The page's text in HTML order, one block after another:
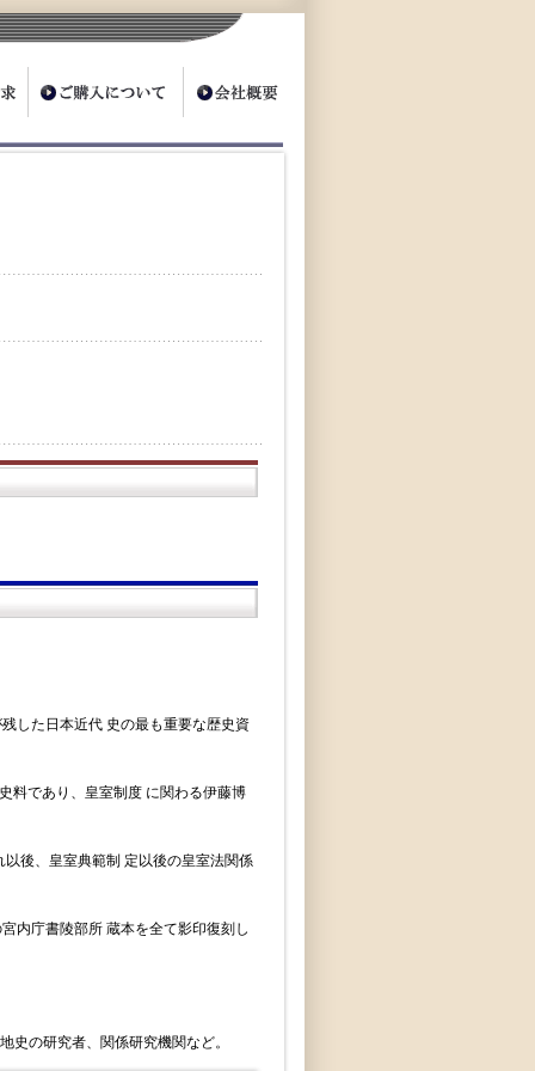
した日本近代 史の最も重要な歴史資
料であり、皇室制度 に関わる伊藤博
後、皇室典範制 定以後の皇室法関係
内庁書陵部所 蔵本を全て影印復刻し
の研究者、関係研究機関など。